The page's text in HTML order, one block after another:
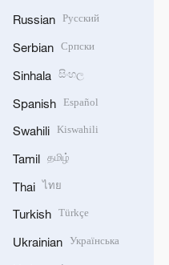
Russian Русский
Serbian Српски
Sinhala සිංහල
Spanish Español
Swahili Kiswahili
Tamil தமிழ்
Thai ไทย
Turkish Türkçe
Ukrainian Українська